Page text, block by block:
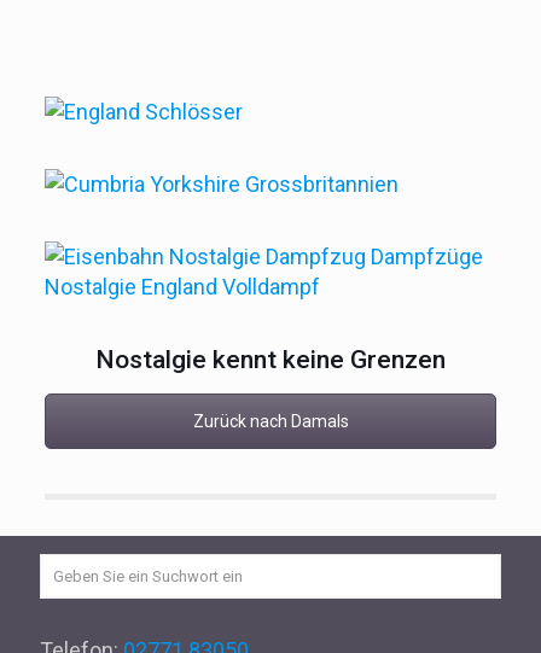
Nostalgie kennt keine Grenzen
Zurück nach Damals